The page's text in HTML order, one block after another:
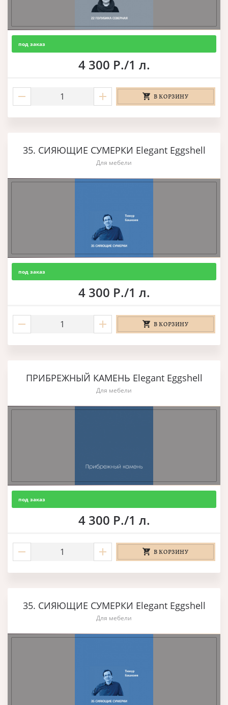
под заказ
4 300 Р./1 л.
В КОРЗИНУ
35. СИЯЮЩИЕ СУМЕРКИ Elegant Eggshell
Для мебели
под заказ
4 300 Р./1 л.
В КОРЗИНУ
ПРИБРЕЖНЫЙ КАМЕНЬ Elegant Eggshell
Для мебели
под заказ
4 300 Р./1 л.
В КОРЗИНУ
35. СИЯЮЩИЕ СУМЕРКИ Elegant Eggshell
Для мебели